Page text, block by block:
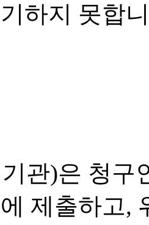
하지 못합
관)은 청구
제출하고,